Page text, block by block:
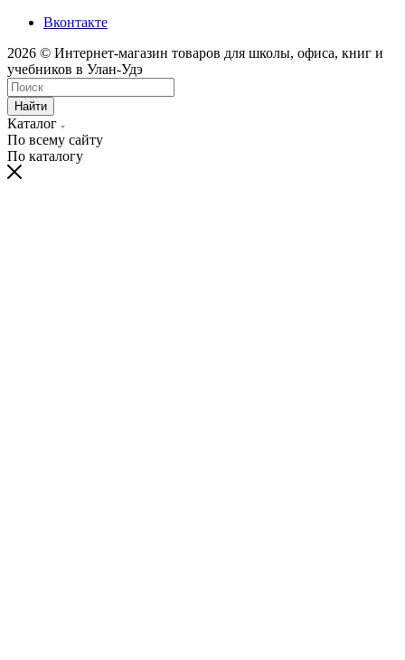
Вконтакте
2026 © Интернет-магазин товаров для школы, офиса, книг и
учебников в Улан-Удэ
Найти
Каталог
По всему сайту
По каталогу